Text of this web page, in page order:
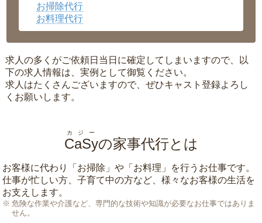
お掃除代行
お料理代行
求人の多くがご依頼日当日に確定してしまいますので、以
下の求人情報は、実例として御覧ください。
求人はたくさんございますので、ぜひキャスト登録よろし
くお願いします。
CaSy
カジー
の家事代行とは
お客様に代わり「 お掃除 」や「 お料理 」を行うお仕事です。
仕事が忙しい方、子育て中の方など、様々なお客様の生活を
お支えします。
危険な作業や介護など、専門的な技術や知識が必要なお仕事ではありま
せん。